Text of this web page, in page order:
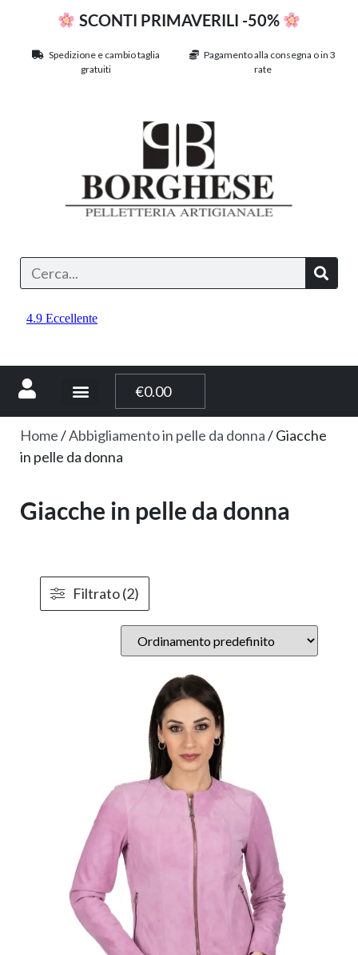
SCONTI PRIMAVERILI -50%
Spedizione e cambio taglia
gratuiti
Pagamento alla consegna o in 3
rate
€0.00
Home/Abbigliamento in pelle da donna/ Giacche
in pelle da donna
Giacche in pelle da donna
Filtrato (2)